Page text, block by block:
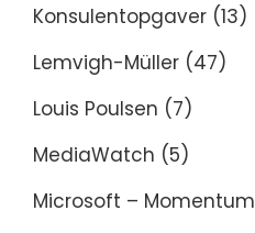
Konsulentopgaver (13)
Lemvigh-Müller (47)
Louis Poulsen (7)
MediaWatch (5)
Microsoft – Momentum